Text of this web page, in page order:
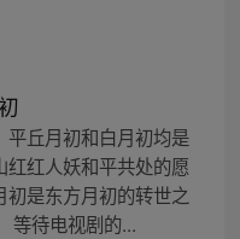
平丘月初和白月初均是
红人妖和平共处的愿
是东方月初的转世之
等待电视剧的...